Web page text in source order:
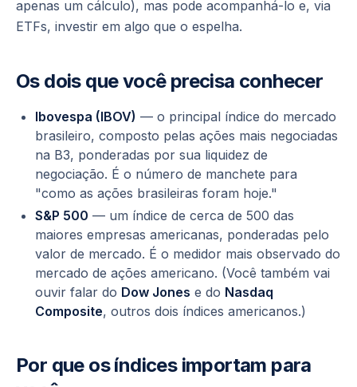
apenas um cálculo), mas pode acompanhá-lo e, via
ETFs, investir em algo que o espelha.
Os dois que você precisa conhecer
Ibovespa (IBOV) — o principal índice do mercado
brasileiro, composto pelas ações mais negociadas
na B3, ponderadas por sua liquidez de
negociação. É o número de manchete para
"como as ações brasileiras foram hoje."
S&P 500 — um índice de cerca de 500 das
maiores empresas americanas, ponderadas pelo
valor de mercado. É o medidor mais observado do
mercado de ações americano. (Você também vai
ouvir falar do Dow Jones e do Nasdaq
Composite, outros dois índices americanos.)
Por que os índices importam para